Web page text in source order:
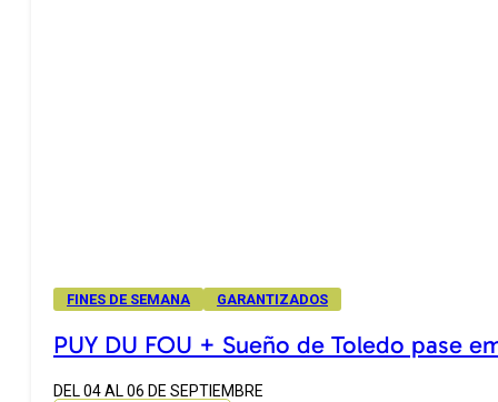
FINES DE SEMANA GARANTIZADOS
PUY DU FOU + Sueño de Toledo pase
DEL 04 AL 06 DE SEPTIEMBRE